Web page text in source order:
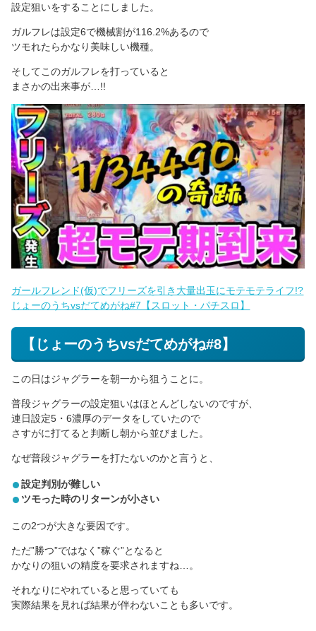
設定狙いをすることにしました。
ガルフレは設定6で機械割が116.2%あるので
ツモれたらかなり美味しい機種。
そしてこのガルフレを打っていると
まさかの出来事が…!!
ガールフレンド(仮)でフリーズを引き大量出玉にモテモテライフ!?
じょーのうちvsだてめがね#7【スロット・パチスロ】
【じょーのうちvsだてめがね#8】
この日はジャグラーを朝一から狙うことに。
普段ジャグラーの設定狙いはほとんどしないのですが、
連日設定5・6濃厚のデータをしていたので
さすがに打てると判断し朝から並びました。
なぜ普段ジャグラーを打たないのかと言うと、
設定判別が難しい
ツモった時のリターンが小さい
この2つが大きな要因です。
ただ”勝つ”ではなく”稼ぐ”となると
かなりの狙いの精度を要求されますね…。
それなりにやれていると思っていても
実際結果を見れば結果が伴わないことも多いです。